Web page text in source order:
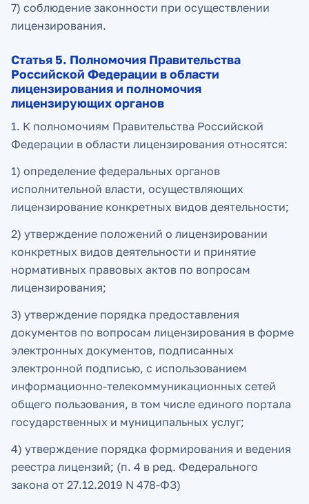
7) соблюдение законности при осуществлении
лицензирования.
Статья 5. Полномочия Правительства
Российской Федерации в области
лицензирования и полномочия
лицензирующих органов
1. К полномочиям Правительства Российской
Федерации в области лицензирования относятся:
1) определение федеральных органов
исполнительной власти, осуществляющих
лицензирование конкретных видов деятельности;
2) утверждение положений о лицензировании
конкретных видов деятельности и принятие
нормативных правовых актов по вопросам
лицензирования;
3) утверждение порядка предоставления
документов по вопросам лицензирования в форме
электронных документов, подписанных
электронной подписью, с использованием
информационно-телекоммуникационных сетей
общего пользования, в том числе единого портала
государственных и муниципальных услуг;
4) утверждение порядка формирования и ведения
реестра лицензий; (п. 4 в ред. Федерального
закона от 27.12.2019 N 478-ФЗ)